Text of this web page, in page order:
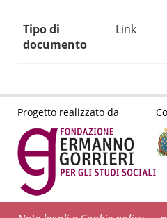
Tipo di
documento
Link
Progetto realizzato da